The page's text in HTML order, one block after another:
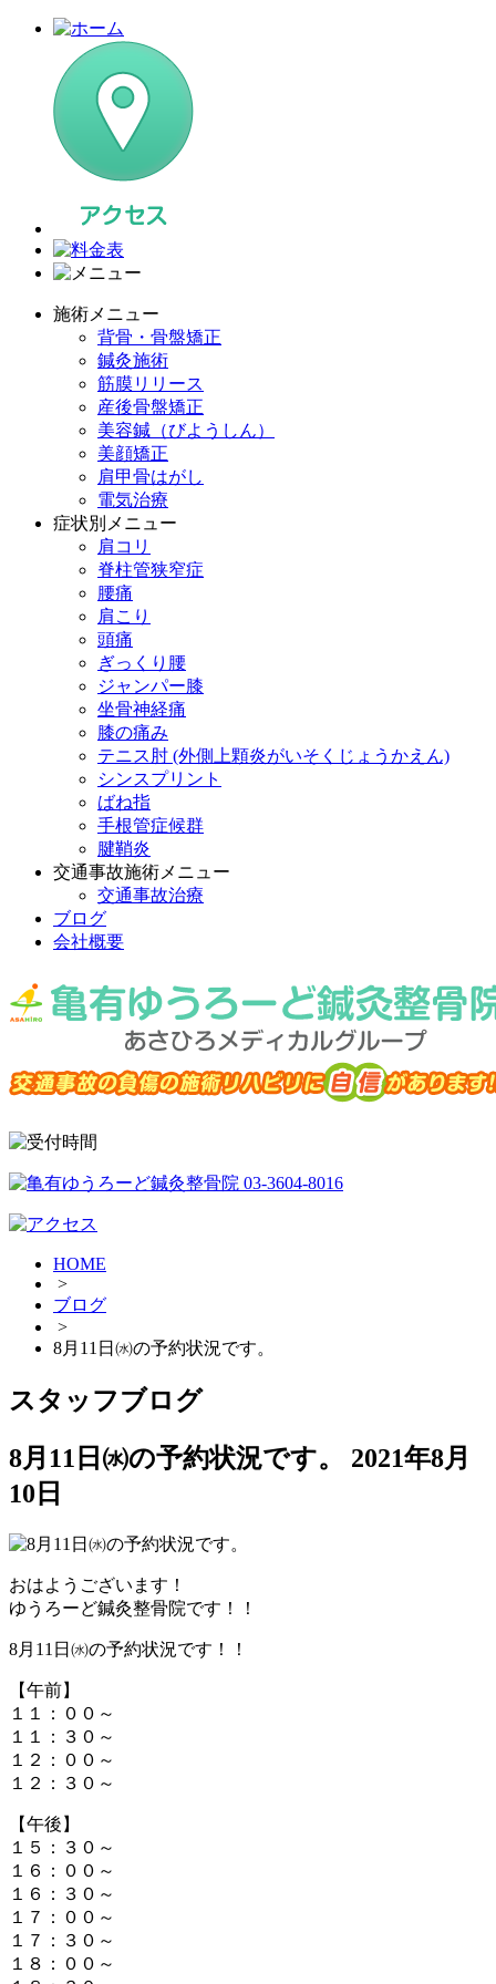
施術メニュー
背骨・骨盤矯正
鍼灸施術
筋膜リリース
産後骨盤矯正
美容鍼（びようしん）
美顔矯正
肩甲骨はがし
電気治療
症状別メニュー
肩コリ
脊柱管狭窄症
腰痛
肩こり
頭痛
ぎっくり腰
ジャンパー膝
坐骨神経痛
膝の痛み
テニス肘 (外側上顆炎がいそくじょうかえん)
シンスプリント
ばね指
手根管症候群
腱鞘炎
交通事故施術メニュー
交通事故治療
ブログ
会社概要
HOME
>
ブログ
>
8月11日㈬の予約状況です。
スタッフブログ
8月11日㈬の予約状況です。
2021年8月
10日
おはようございます！
ゆうろーど鍼灸整骨院です！！
8月11日㈬の予約状況です！！
【午前】
１１：００～
１１：３０～
１２：００～
１２：３０～
【午後】
１５：３０～
１６：００～
１６：３０～
１７：００～
１７：３０～
１８：００～